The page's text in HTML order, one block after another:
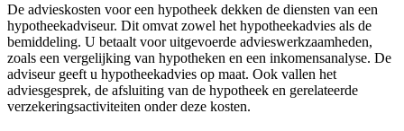
De advieskosten voor een hypotheek dekken de diensten van een
hypotheekadviseur. Dit omvat zowel het hypotheekadvies als de
bemiddeling. U betaalt voor uitgevoerde advieswerkzaamheden,
zoals een vergelijking van hypotheken en een inkomensanalyse. De
adviseur geeft u hypotheekadvies op maat. Ook vallen het
adviesgesprek, de afsluiting van de hypotheek en gerelateerde
verzekeringsactiviteiten onder deze kosten.